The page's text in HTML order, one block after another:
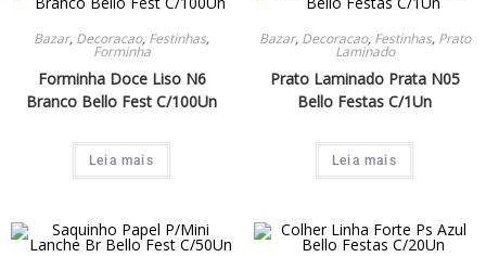
Bazar, Decoracao, Festinhas,
Forminha
Forminha Doce Liso N6
Branco Bello Fest C/100Un
Leia mais
Bazar, Decoracao, Festinhas, Prato
Laminado
Prato Laminado Prata N05
Bello Festas C/1Un
Leia mais